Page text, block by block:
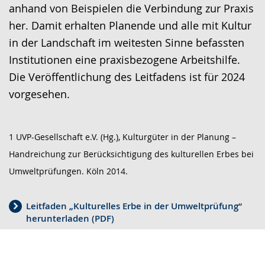
anhand von Beispielen die Verbindung zur Praxis
her. Damit erhalten Planende und alle mit Kultur
in der Landschaft im weitesten Sinne befassten
Institutionen eine praxisbezogene Arbeitshilfe.
Die Veröffentlichung des Leitfadens ist für 2024
vorgesehen.
1 UVP-Gesellschaft e.V. (Hg.), Kulturgüter in der Planung –
Handreichung zur Berücksichtigung des kulturellen Erbes bei
Umweltprüfungen. Köln 2014.
Leitfaden „Kulturelles Erbe in der Umweltprüfung“
herunterladen (PDF)